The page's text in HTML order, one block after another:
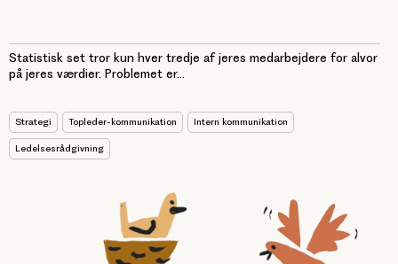
Statistisk set tror kun hver tredje af jeres medarbejdere for alvor
på jeres værdier. Problemet er...
Strategi Topleder-kommunikation Intern kommunikation
Ledelsesrådgivning